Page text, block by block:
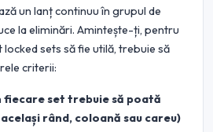
un lanț continuu în grupul de
la eliminări. Amintește-ți, pentru
sets să fie utilă, trebuie să
criterii:
fiecare set trebuie să poată
rând, coloană sau careu)